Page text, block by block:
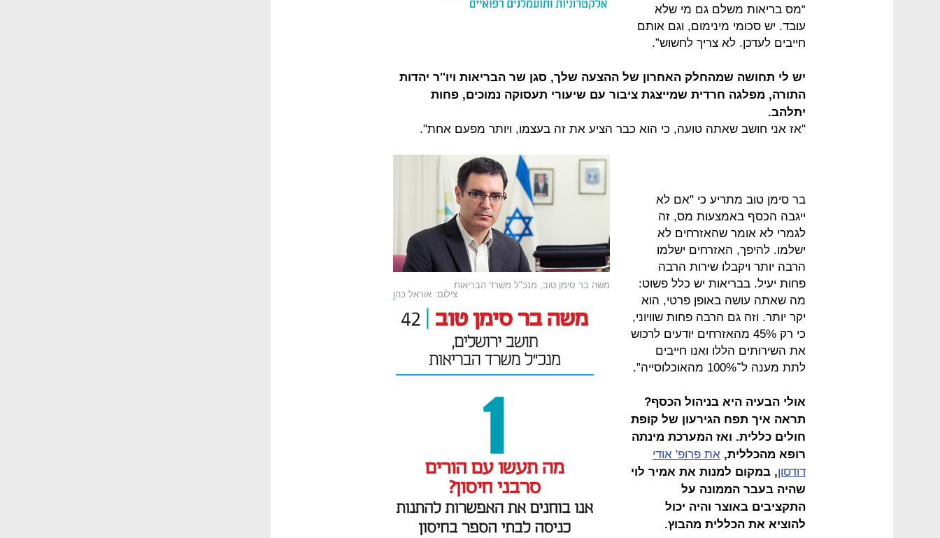
“מס בריאות משלם גם מי שלא
עובד. יש סכומי מינימום, וגם אותם
חייבים לעדכן. לא צריך לחשוש”.
יש לי תחושה שמהחלק האחרון של ההצעה שלך, סגן שר הבריאות ויו''ר יהדות
התורה, מפלגה חרדית שמייצגת ציבור עם שיעורי תעסוקה נמוכים, פחות
יתלהב.
"אז אני חושב שאתה טועה, כי הוא כבר הציע את זה בעצמו, ויותר מפעם אחת".
משה בר סימן טוב, מנכ"ל משרד הבריאות
צילום: אוראל כהן
בר סימן טוב מתריע כי "אם לא
ייגבה הכסף באמצעות מס, זה
לגמרי לא אומר שהאזרחים לא
ישלמו. להיפך, האזרחים ישלמו
הרבה יותר ויקבלו שירות הרבה
פחות יעיל. בבריאות יש כלל פשוט:
מה שאתה עושה באופן פרטי, הוא
יקר יותר. וזה גם הרבה פחות שוויוני,
כי רק 45% מהאזרחים יודעים לרכוש
את השירותים הללו ואנו חייבים
לתת מענה ל־100% מהאוכלוסייה”.
אולי הבעיה היא בניהול הכסף?
תראה איך תפח הגירעון של קופת
חולים כללית. ואז המערכת מינתה
רופא מהכללית, את פרופ' אודי
דודסון, במקום למנות את אמיר לוי
שהיה בעבר הממונה על
התקציבים באוצר והיה יכול
להוציא את הכללית מהבוץ.